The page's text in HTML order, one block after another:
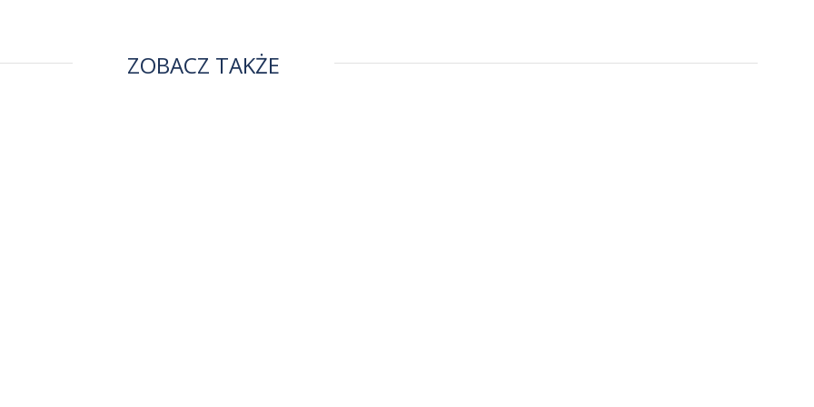
ZOBACZ TAKŻE